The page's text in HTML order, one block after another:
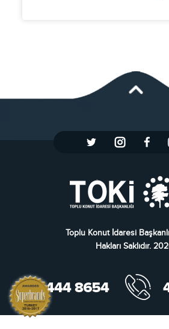
Toplu Konut İdaresi
Hakları Saklıdır.